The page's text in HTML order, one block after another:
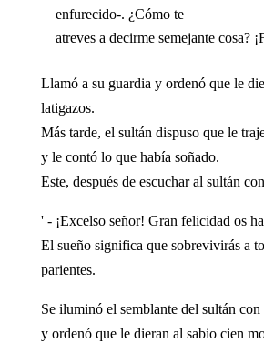
enfurecido-. ¿Cómo te
atreves a decirme semejante cosa?
Llamó a su guardia y ordenó que le
latigazos.
Más tarde, el sultán dispuso que le
y le contó lo que había soñado.
Este, después de escuchar al sultán
' - ¡Excelso señor! Gran felicidad os
El sueño significa que sobrevivirás a
parientes.
Se iluminó el semblante del sultán con
y ordenó que le dieran al sabio cien